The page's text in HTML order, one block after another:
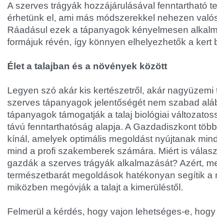
A szerves trágyák hozzájárulásával fenntartható
érhetünk el, ami más módszerekkel nehezen
Ráadásul ezek a tápanyagok kényelmesen
formájuk révén, így könnyen elhelyezhetők a kert
Élet a talajban és a növények között
Legyen szó akár kis kertészetről, akár nagyüzemi
szerves tápanyagok jelentőségét nem szabad
tápanyagok támogatják a talaj biológiai
távú fenntarthatóság alapja. A Gazdadiszkont
kínál, amelyek optimális megoldást nyújtanak
mind a profi szakemberek számára. Miért is
gazdák a szerves trágyák alkalmazását? Azért,
természetbarát megoldások hatékonyan segítik a
miközben megóvják a talajt a kimerüléstől.
Felmerül a kérdés, hogy vajon lehetséges-e,